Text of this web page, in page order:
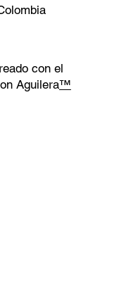
con el
Aguilera™